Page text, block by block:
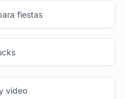
fiestas
video